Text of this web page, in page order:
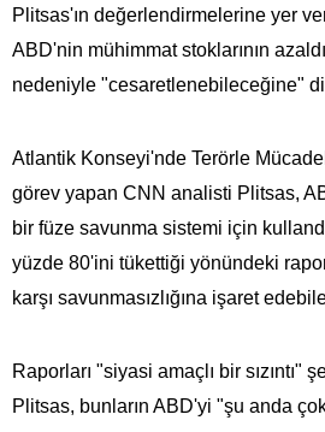
Plitsas'ın değerlendirmelerine yer
ABD'nin mühimmat stoklarının
nedeniyle "cesaretlenebileceğine"
Atlantik Konseyi'nde Terörle
görev yapan CNN analisti Plitsas,
bir füze savunma sistemi için
yüzde 80'ini tükettiği yönündeki
karşı savunmasızlığına işaret
Raporları "siyasi amaçlı bir sızıntı"
Plitsas, bunların ABD'yi "şu anda